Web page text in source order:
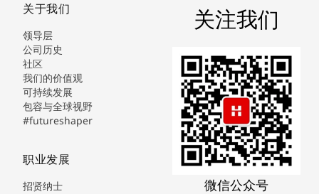
关于我们
领导层
公司历史
社区
我们的价值观
可持续发展
包容与全球视野
#futureshaper
职业发展
招贤纳士
关注我们
微信公众号